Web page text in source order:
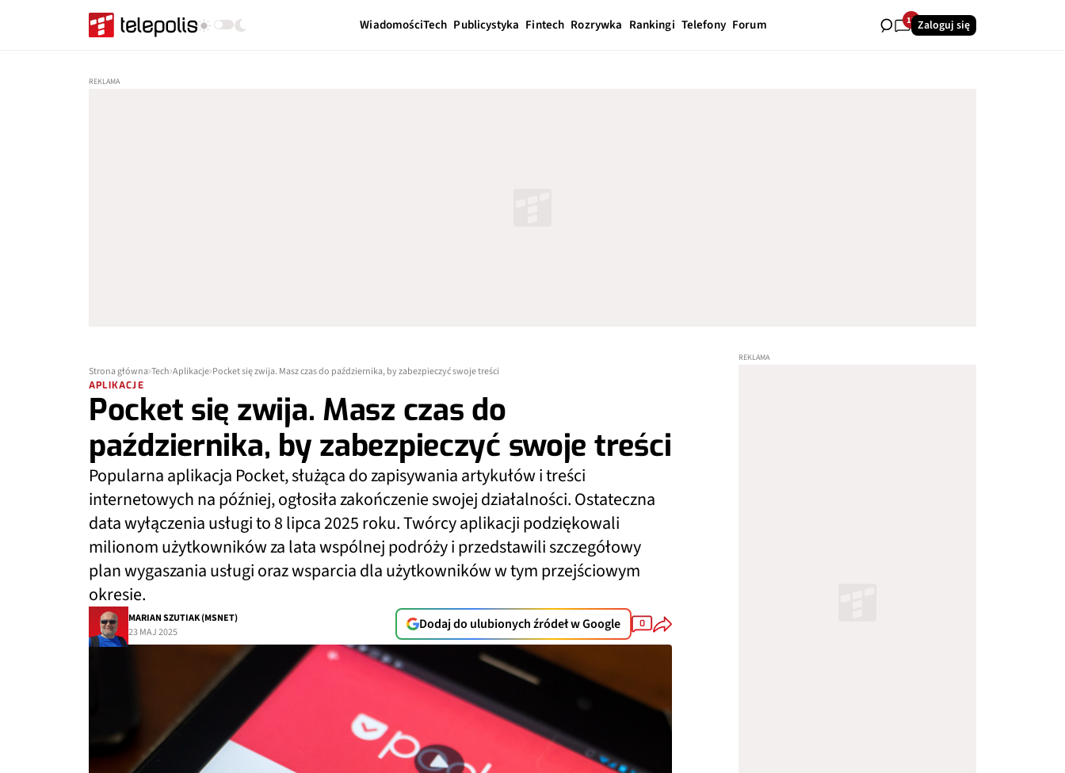
WiadomościTech Publicystyka Fintech Rozrywka Rankingi Telefony Forum 12Zaloguj się
Strona główna Tech Aplikacje Pocket się zwija. Masz czas do października, by zabezpieczyć swoje treści
APLIKACJE
Pocket się zwija. Masz czas do
października, by zabezpieczyć swoje treści
Popularna aplikacja Pocket, służąca do zapisywania artykułów i treści
internetowych na później, ogłosiła zakończenie swojej działalności. Ostateczna
data wyłączenia usługi to 8 lipca 2025 roku. Twórcy aplikacji podziękowali
milionom użytkowników za lata wspólnej podróży i przedstawili szczegółowy
plan wygaszania usługi oraz wsparcia dla użytkowników w tym przejściowym
okresie.
MARIAN SZUTIAK (MSNET)
23 MAJ 2025
Dodaj do ulubionych źródeł w Google 0